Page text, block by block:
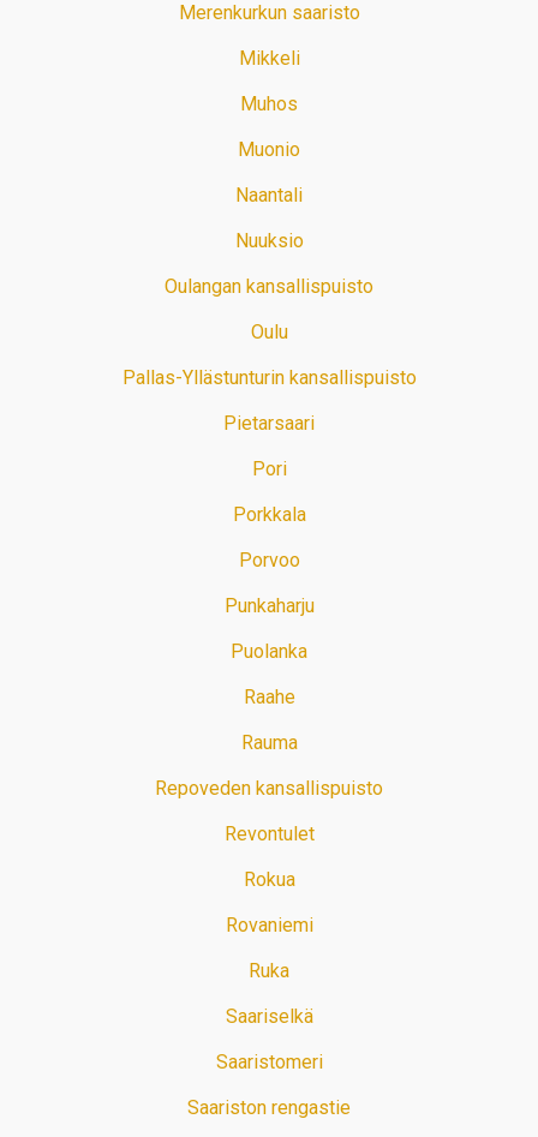
Merenkurkun saaristo
Mikkeli
Muhos
Muonio
Naantali
Nuuksio
Oulangan kansallispuisto
Oulu
Pallas-Yllästunturin kansallispuisto
Pietarsaari
Pori
Porkkala
Porvoo
Punkaharju
Puolanka
Raahe
Rauma
Repoveden kansallispuisto
Revontulet
Rokua
Rovaniemi
Ruka
Saariselkä
Saaristomeri
Saariston rengastie